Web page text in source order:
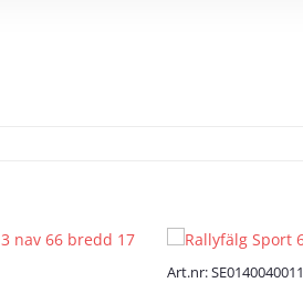
Art.nr: SE0140040011